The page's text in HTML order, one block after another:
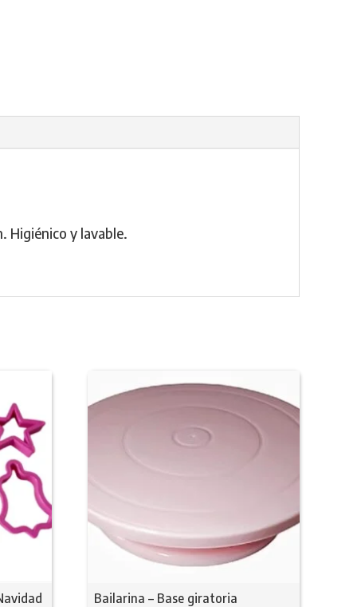
Higiénico y lavable.
Bailarina – Base giratoria